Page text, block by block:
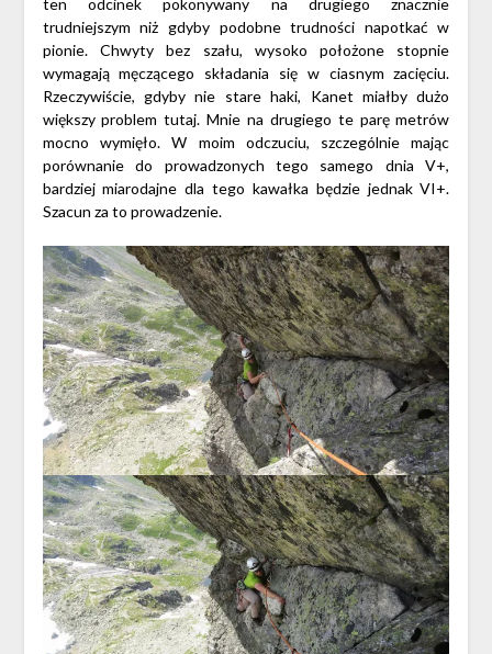
ten odcinek pokonywany na drugiego znacznie
trudniejszym niż gdyby podobne trudności napotkać w
pionie. Chwyty bez szału, wysoko położone stopnie
wymagają męczącego składania się w ciasnym zacięciu.
Rzeczywiście, gdyby nie stare haki, Kanet miałby dużo
większy problem tutaj. Mnie na drugiego te parę metrów
mocno wymięło. W moim odczuciu, szczególnie mając
porównanie do prowadzonych tego samego dnia V+,
bardziej miarodajne dla tego kawałka będzie jednak VI+.
Szacun za to prowadzenie.